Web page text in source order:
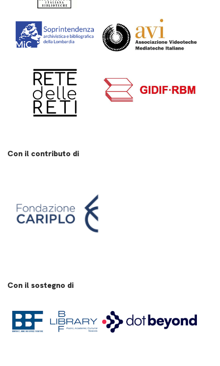
Con il contributo di
Con il sostegno di